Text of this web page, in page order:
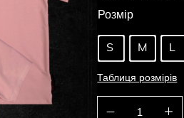
Розмір
S M L
Таблиця розмірів